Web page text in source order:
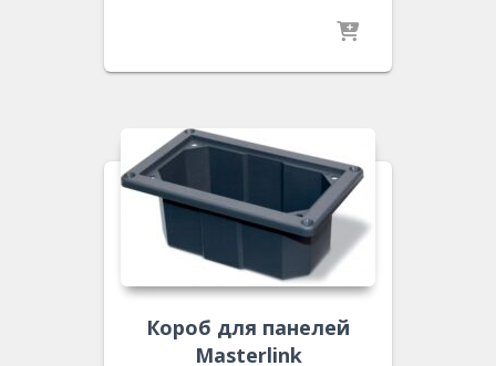
Короб для панелей
Masterlink